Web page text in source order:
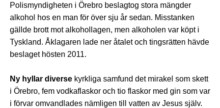
Polismyndigheten i Örebro beslagtog stora mängder
alkohol hos en man för över sju år sedan. Misstanken
gällde brott mot alkohollagen, men alkoholen var köpt i
Tyskland. Åklagaren lade ner åtalet och tingsrätten hävde
beslaget hösten 2011.
Ny hyllar diverse kyrkliga samfund det mirakel som skett
i Örebro, fem vodkaflaskor och tio flaskor med gin som var
i förvar omvandlades nämligen till vatten av Jesus själv.